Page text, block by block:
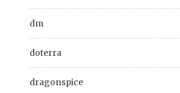
dm
doterra
dragonspice